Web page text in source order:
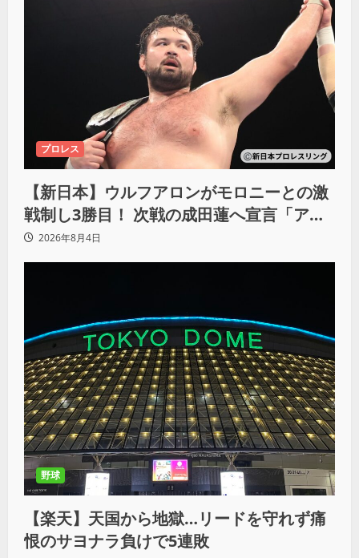
プロレス
【新日本】ウルフアロンがモロニーとの激
戦制し3勝目！ 次戦の成田蓮へ宣言「アイ
ツの王道を俺の王道でぶち壊す」
2026年8月4日
野球
【楽天】天国から地獄…リードを守れず痛
恨のサヨナラ負けで5連敗